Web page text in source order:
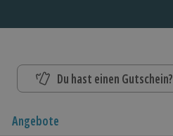
Du hast einen Gutschein?
Angebote